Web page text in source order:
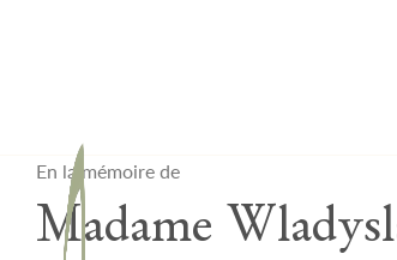
En la mémoire de
Madame